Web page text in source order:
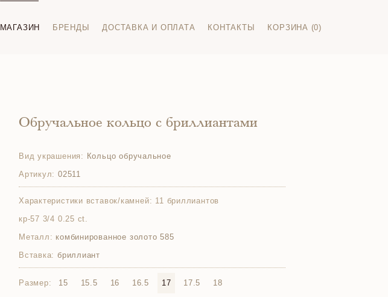
МАГАЗИН БРЕНДЫ ДОСТАВКА И ОПЛАТА КОНТАКТЫ КОРЗИНА (0)
Обручальное кольцо с бриллиантами
Вид украшения: Кольцо обручальное
Артикул: 02511
Характеристики вставок/камней: 11 бриллиантов
кр-57 3/4 0.25 ct.
Металл: комбинированное золото 585
Вставка: бриллиант
Размер: 15 15.5 16 16.5 17 17.5 18